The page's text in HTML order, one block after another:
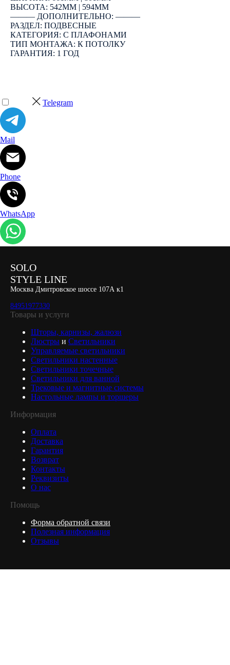
ВЫСОТА: 542ММ | 594ММ
――― ДОПОЛНИТЕЛЬНО: ―――
РАЗДЕЛ: ПОДВЕСНЫЕ
КАТЕГОРИЯ: С ПЛАФОНАМИ
ТИП МОНТАЖА: К ПОТОЛКУ
ГАРАНТИЯ: 1 ГОД
Telegram
Mail
Phone
WhatsApp
SOLO
STYLE LINE
Москва Дмитровское шоссе 107А к1
84951977330
Товары и услуги
Шторы, карнизы, жалюзи
Люстры и Светильники
Управляемые светильники
Светильники настенные
Светильники точечные
Светильники для ванной
Трековые и магнитные системы
Настольные лампы и торшеры
Информация
Оплата
Доставка
Гарантия
Возврат
Контакты
Реквизиты
О нас
Помощь
Форма обратной связи
Полезная информация
Отзывы